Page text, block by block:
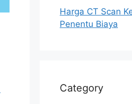
Harga CT Scan
Penentu Biaya
Category